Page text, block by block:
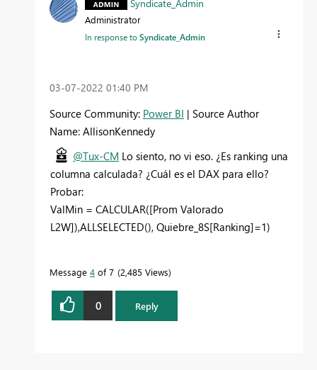
Syndicate_Admin
Administrator
In response toSyndicate_Admin
‎03-07-2022 01:40 PM
Source Community: Power BI | Source Author
Name: AllisonKennedy
@Tux-CM Lo siento, no vi eso. ¿Es ranking una
columna calculada? ¿Cuál es el DAX para ello?
Probar:
ValMin = CALCULAR([Prom Valorado
L2W]),ALLSELECTED(), Quiebre_8S[Ranking]=1)
Message 4 of 7 2,485 Views
0 Reply